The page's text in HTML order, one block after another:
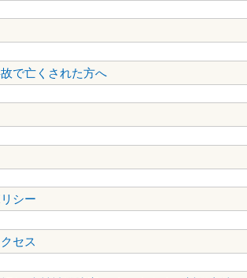
で亡くされた方へ
シー
セス